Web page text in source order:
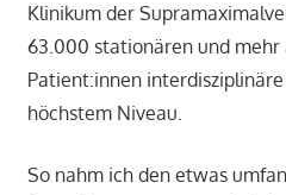
Klinikum der
63.000 stationären und
Patient:innen
höchstem Niveau.
So nahm ich den etwas